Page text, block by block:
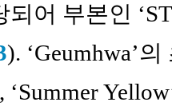
어 부본인
). ‘Geumhwa’